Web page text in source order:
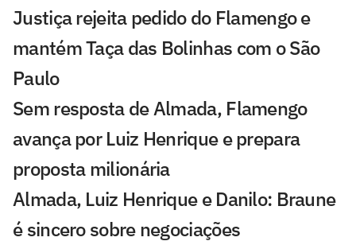
Justiça rejeita pedido do Flamengo e
mantém Taça das Bolinhas com o São
Paulo
Sem resposta de Almada, Flamengo
avança por Luiz Henrique e prepara
proposta milionária
Almada, Luiz Henrique e Danilo: Braune
é sincero sobre negociações